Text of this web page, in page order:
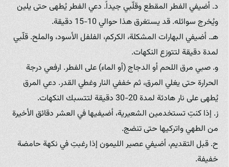
د. أضيفي الفطر المقطع وقلّبي جيداً. دعي الفطر يُطهى حتى يلين
ويُخرج سوائله. قد يستغرق هذا حوالي 10-15 دقيقة.
هـ. أضيفي البهارات المشكلة، الكركم، الفلفل الأسود، والملح. قلّبي
لمدة دقيقة لتتوزع النكهات.
و. صبي مرق اللحم أو الدجاج (أو الماء) على الفطر. ارفعي درجة
الحرارة حتى يغلي المرق، ثم خففي النار وغطي القدر. دعي المرق
يُطهى على نار هادئة لمدة 20-30 دقيقة لتتسبك النكهات.
ز. إذا كنتِ تستخدمين الشعيرية، أضيفيها في العشر دقائق الأخيرة
من الطهي واتركيها حتى تنضج.
ح. قبل التقديم، أضيفي عصير الليمون إذا رغبتِ في نكهة حامضة
خفيفة.